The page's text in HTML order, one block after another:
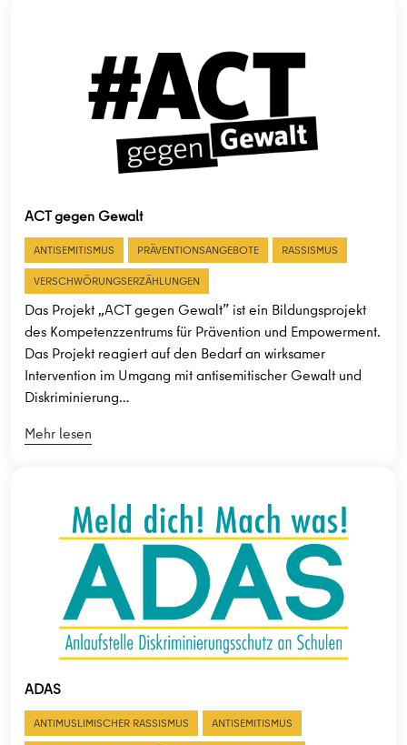
ACT gegen Gewalt
ANTISEMITISMUS PRÄVENTIONSANGEBOTE
RASSISMUS
VERSCHWÖRUNGSERZÄHLUNGEN
Das Projekt „ACT gegen Gewalt” ist ein Bildungsprojekt
des Kompetenzzentrums für Prävention und Empowerment.
Das Projekt reagiert auf den Bedarf an wirksamer
Intervention im Umgang mit antisemitischer Gewalt und
Diskriminierung…
Mehr lesen
ADAS
ANTIMUSLIMISCHER RASSISMUS
ANTISEMITISMUS